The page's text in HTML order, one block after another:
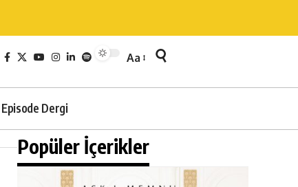
Aa
Episode Dergi
Popüler İçerikler